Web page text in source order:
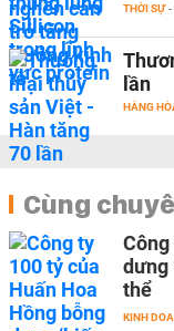
THỜI SỰ -
lần
HÀNG
Cùng
dưng
thể
KINH